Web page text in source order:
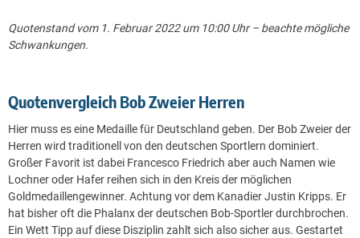
Quotenstand vom 1. Februar 2022 um 10:00 Uhr – beachte mögliche
Schwankungen.
Quotenvergleich Bob Zweier Herren
Hier muss es eine Medaille für Deutschland geben. Der Bob Zweier der
Herren wird traditionell von den deutschen Sportlern dominiert.
Großer Favorit ist dabei Francesco Friedrich aber auch Namen wie
Lochner oder Hafer reihen sich in den Kreis der möglichen
Goldmedaillengewinner. Achtung vor dem Kanadier Justin Kripps. Er
hat bisher oft die Phalanx der deutschen Bob-Sportler durchbrochen.
Ein Wett Tipp auf diese Disziplin zahlt sich also sicher aus. Gestartet